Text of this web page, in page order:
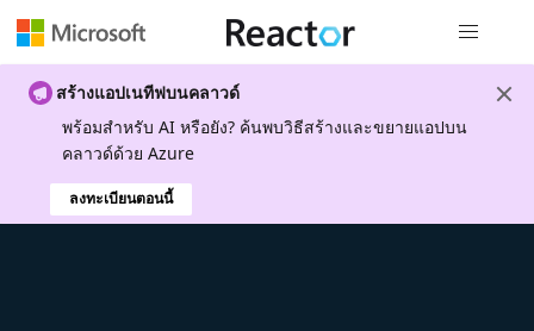
สร้างแอปเนทีฟบนคลาวด์
พร้อมสําหรับ AI หรือยัง? ค้นพบวิธีสร้างและขยายแอปบน
คลาวด์ด้วย Azure
ลงทะเบียนตอนนี้